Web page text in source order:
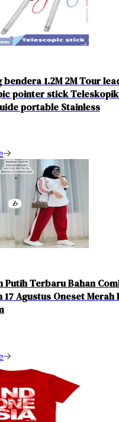
1.2M 2M Tour
pointer stick
portable Stainless
Putih Terbaru Bahan
Agustus Oneset Merah